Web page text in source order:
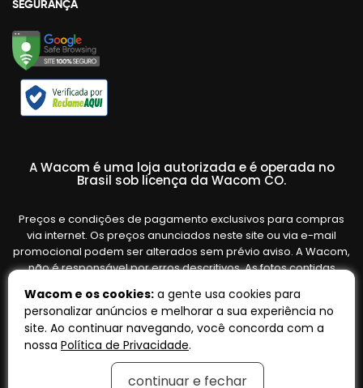
SEGURANÇA
A Wacom é uma loja autorizada e é operada no
Brasil sob licença da Wacom CO.
Preços e condições de pagamento exclusivos para compras
via internet. Os preços anunciados neste site ou via e-mail
promocional podem ser alterados sem prévio aviso. A Wacom,
não é responsável por erros descritivos. As fotos contidas
variar de acordo com o fornecedor/lote do fabricante. Ofertas
válidas até o término de nossos estoques. Vendas sujeitas à
análise e confirmação de dados.
Wacom e os cookies: a gente usa cookies para
personalizar anúncios e melhorar a sua experiência no
site. Ao continuar navegando, você concorda com a
nossa Política de Privacidade.
continuar e fechar